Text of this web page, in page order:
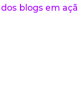
blogs em